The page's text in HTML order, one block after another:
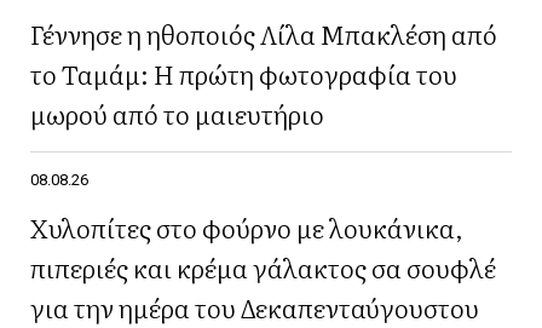
Γέννησε η ηθοποιός Λίλα Μπακλέση από
το Ταμάμ: Η πρώτη φωτογραφία του
μωρού από το μαιευτήριο
08.08.26
Χυλοπίτες στο φούρνο με λουκάνικα,
πιπεριές και κρέμα γάλακτος σα σουφλέ
για την ημέρα του Δεκαπενταύγουστου